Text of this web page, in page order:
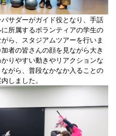
ク セレッソフットサルパーク長居
HANASAKA STADIUM
ッカースクール
ポーツクラブ
バサダーがガイド役となり、手話
所属するボランティアの学生の
ら、スタジアムツアーを行いま
者の皆さんの顔を見ながら大き
りやすい動きやリアクションな
がら、普段なかなか入ることの
しました。